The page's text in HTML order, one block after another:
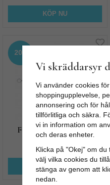
KÖP NU
20%
Flaskborste, svinborst
55 kr 69 kr
KÖP NU
Vi skräddarsyr
Vi använder cookies
shoppingupplevelse,
annonsering och för
tillförlitliga och säkra.
vi in information om
och deras enheter.
Klicka på "Okej" om
välj vilka cookies du
stänga av genom att
nedan.